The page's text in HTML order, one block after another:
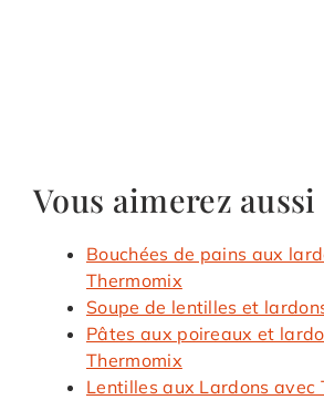
Vous aimerez aussi
Bouchées de pains aux
Thermomix
Soupe de lentilles et
Pâtes aux poireaux et
Thermomix
Lentilles aux Lardons avec